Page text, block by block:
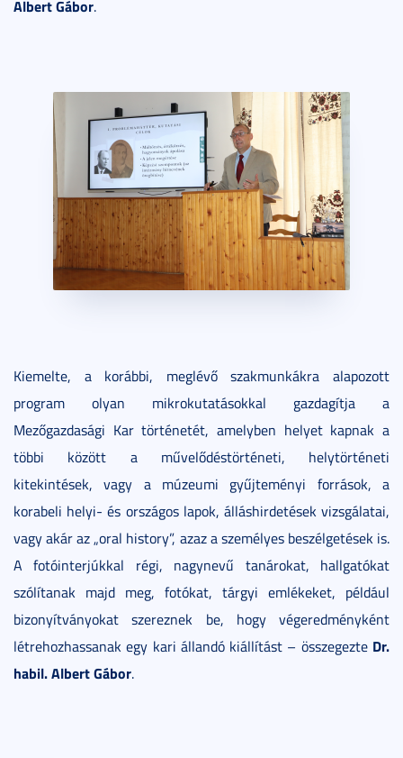
Albert Gábor.
Kiemelte, a korábbi, meglévő szakmunkákra alapozott
program olyan mikrokutatásokkal gazdagítja a
Mezőgazdasági Kar történetét, amelyben helyet kapnak a
többi között a művelődéstörténeti, helytörténeti
kitekintések, vagy a múzeumi gyűjteményi források, a
korabeli helyi- és országos lapok, álláshirdetések vizsgálatai,
vagy akár az „oral history”, azaz a személyes beszélgetések is.
A fotóinterjúkkal régi, nagynevű tanárokat, hallgatókat
szólítanak majd meg, fotókat, tárgyi emlékeket, például
bizonyítványokat szereznek be, hogy végeredményként
létrehozhassanak egy kari állandó kiállítást – összegezte Dr.
habil. Albert Gábor.